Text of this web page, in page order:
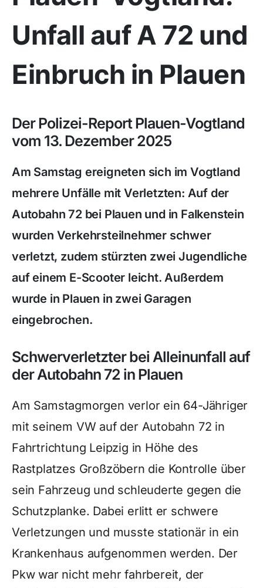
Unfall auf A 72 und
Einbruch in Plauen
Der Polizei-Report Plauen-Vogtland
vom 13. Dezember 2025
Am Samstag ereigneten sich im Vogtland
mehrere Unfälle mit Verletzten: Auf der
Autobahn 72 bei Plauen und in Falkenstein
wurden Verkehrsteilnehmer schwer
verletzt, zudem stürzten zwei Jugendliche
auf einem E-Scooter leicht. Außerdem
wurde in Plauen in zwei Garagen
eingebrochen.
Schwerverletzter bei Alleinunfall auf
der Autobahn 72 in Plauen
Am Samstagmorgen verlor ein 64-Jähriger
mit seinem VW auf der Autobahn 72 in
Fahrtrichtung Leipzig in Höhe des
Rastplatzes Großzöbern die Kontrolle über
sein Fahrzeug und schleuderte gegen die
Schutzplanke. Dabei erlitt er schwere
Verletzungen und musste stationär in ein
Krankenhaus aufgenommen werden. Der
Pkw war nicht mehr fahrbereit, der